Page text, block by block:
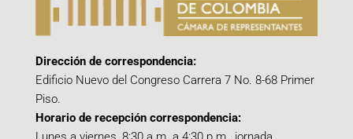
Dirección de correspondencia:
Edificio Nuevo del Congreso Carrera 7 No. 8-68 Primer
Piso.
Horario de recepción correspondencia: